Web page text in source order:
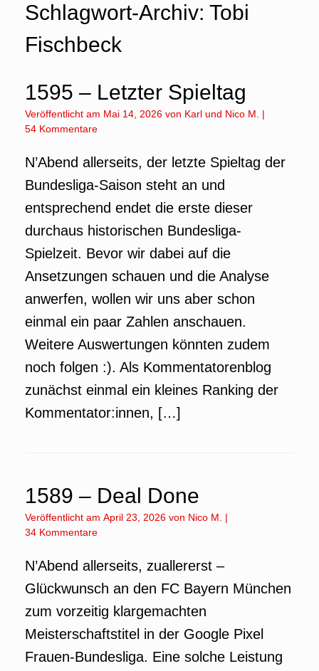
Schlagwort-Archiv: Tobi
Fischbeck
1595 – Letzter Spieltag
Veröffentlicht am Mai 14, 2026 von Karl und Nico M.
|
54 Kommentare
N’Abend allerseits, der letzte Spieltag der
Bundesliga-Saison steht an und
entsprechend endet die erste dieser
durchaus historischen Bundesliga-
Spielzeit. Bevor wir dabei auf die
Ansetzungen schauen und die Analyse
anwerfen, wollen wir uns aber schon
einmal ein paar Zahlen anschauen.
Weitere Auswertungen könnten zudem
noch folgen :). Als Kommentatorenblog
zunächst einmal ein kleines Ranking der
Kommentator:innen, […]
1589 – Deal Done
Veröffentlicht am April 23, 2026 von Nico M.
|
34 Kommentare
N’Abend allerseits, zuallererst –
Glückwunsch an den FC Bayern München
zum vorzeitig klargemachten
Meisterschaftstitel in der Google Pixel
Frauen-Bundesliga. Eine solche Leistung